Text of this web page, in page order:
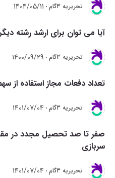
تحريريه 3گام 1404/05/11
آیا می توان برای ارشد رشته
تحريريه 3گام 1400/09/29
تعداد دفعات مجاز استفاده از سهمیه 5 درصد
تحريريه 3گام 1401/07/04
صفر تا صد تحصیل مجدد در
سربازی
تحريريه 3گام 1401/07/04